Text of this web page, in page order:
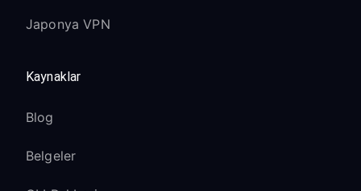
Japonya VPN
Kaynaklar
Blog
Belgeler